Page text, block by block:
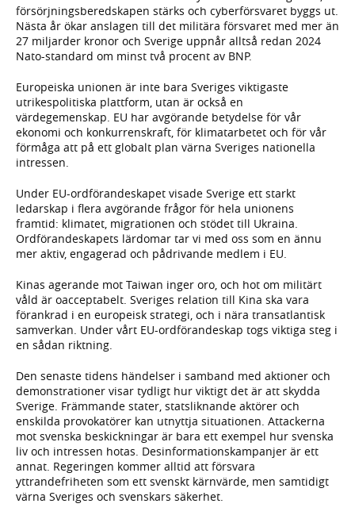
försörjningsberedskapen stärks och cyberförsvaret byggs ut.
Nästa år ökar anslagen till det militära försvaret med mer än
27 miljarder kronor och Sverige uppnår alltså redan 2024
Nato-standard om minst två procent av BNP.
Europeiska unionen är inte bara Sveriges viktigaste
utrikespolitiska plattform, utan är också en
värdegemenskap. EU har avgörande betydelse för vår
ekonomi och konkurrenskraft, för klimatarbetet och för vår
förmåga att på ett globalt plan värna Sveriges nationella
intressen.
Under EU-ordförandeskapet visade Sverige ett starkt
ledarskap i flera avgörande frågor för hela unionens
framtid: klimatet, migrationen och stödet till Ukraina.
Ordförandeskapets lärdomar tar vi med oss som en ännu
mer aktiv, engagerad och pådrivande medlem i EU.
Kinas agerande mot Taiwan inger oro, och hot om militärt
våld är oacceptabelt. Sveriges relation till Kina ska vara
förankrad i en europeisk strategi, och i nära transatlantisk
samverkan. Under vårt EU-ordförandeskap togs viktiga steg i
en sådan riktning.
Den senaste tidens händelser i samband med aktioner och
demonstrationer visar tydligt hur viktigt det är att skydda
Sverige. Främmande stater, statsliknande aktörer och
enskilda provokatörer kan utnyttja situationen. Attackerna
mot svenska beskickningar är bara ett exempel hur svenska
liv och intressen hotas. Desinformation­skampanjer är ett
annat. Regeringen kommer alltid att försvara
yttrandefriheten som ett svenskt kärnvärde, men samtidigt
värna Sveriges och svenskars säkerhet.